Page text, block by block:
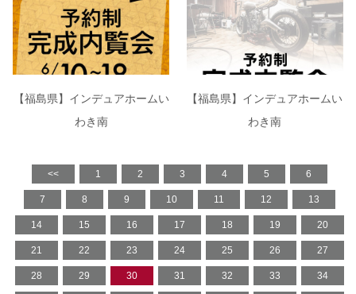
【福島県】インデュアホームい
わき南
【福島県】インデュアホームい
わき南
<< 1 2 3 4 5 6
7 8 9 10 11 12 13
14 15 16 17 18 19 20
21 22 23 24 25 26 27
28 29 30 31 32 33 34